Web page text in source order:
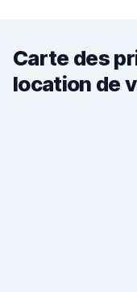
Carte des
location de